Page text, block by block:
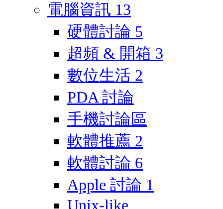
電腦資訊 13
硬體討論 5
超頻 & 開箱 3
數位生活 2
PDA 討論
手機討論區
軟體推薦 2
軟體討論 6
Apple 討論 1
Unix-like